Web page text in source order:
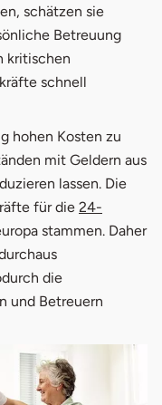
schätzen sie
Betreuung
kritischen
schnell
hohen Kosten zu
mit Geldern aus
lassen. Die
für die 24-
stammen. Daher
die
und Betreuern